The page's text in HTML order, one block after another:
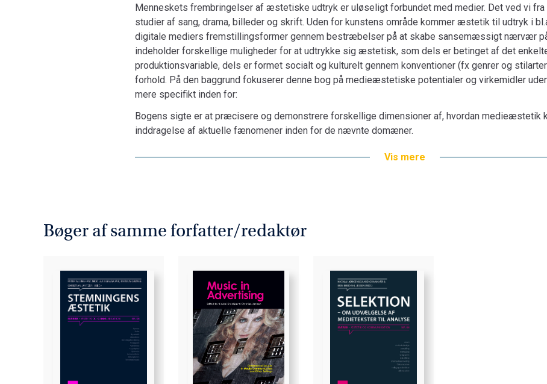
Menneskets frembringelser af æstetiske udtryk er uløseligt forbundet med medier. Det ved vi fra
studier af sang, drama, billeder og skrift. Uden for kunstens område kommer æstetik til udtryk i
digitale mediers fremstillingsformer gennem bestræbelser på at skabe sansemæssigt nærvær
indeholder forskellige muligheder for at udtrykke sig æstetisk, som dels er betinget af det
produktionsvariable, dels er formet socialt og kulturelt gennem konventioner (fx genrer og
forhold. På den baggrund fokuserer denne bog på me­di­e­æs­te­tiske potentialer og virkemidler
mere specifikt inden for:
Bogens sigte er at præcisere og demonstrere forskellige dimensioner af, hvordan medieæstetik
inddragelse af aktuelle fænomener inden for de nævnte domæner.
Vis mere
Bøger af samme forfatter/redaktør